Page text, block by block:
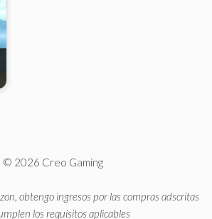
© 2026 Creo Gaming
obtengo ingresos por las compras adscritas
los requisitos aplicables